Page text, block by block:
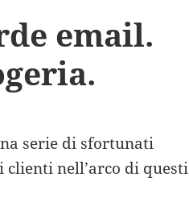
email.
serie di sfortunati
nell’arco di questi